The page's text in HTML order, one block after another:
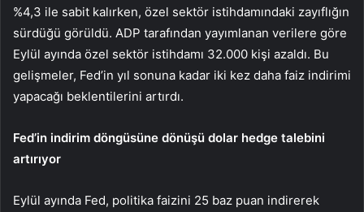
%4,3 ile sabit kalırken, özel sektör istihdamındaki zayıflığın
sürdüğü görüldü. ADP tarafından yayımlanan verilere göre
Eylül ayında özel sektör istihdamı 32.000 kişi azaldı. Bu
gelişmeler, Fed’in yıl sonuna kadar iki kez daha faiz indirimi
yapacağı beklentilerini artırdı.
Fed’in indirim döngüsüne dönüşü dolar hedge talebini
artırıyor
Eylül ayında Fed, politika faizini 25 baz puan indirerek